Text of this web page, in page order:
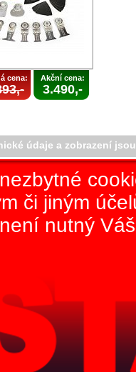
cena: Akční cena:
3.490,-
údaje a zobrazení
či jiným
nutný